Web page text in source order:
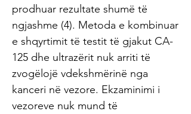
prodhuar rezultate shumë të
ngjashme (4). Metoda e kombinuar
e shqyrtimit të testit të gjakut CA-
125 dhe ultrazërit nuk arriti të
zvogëlojë vdekshmërinë nga
kanceri në vezore. Ekzaminimi i
vezoreve nuk mund të